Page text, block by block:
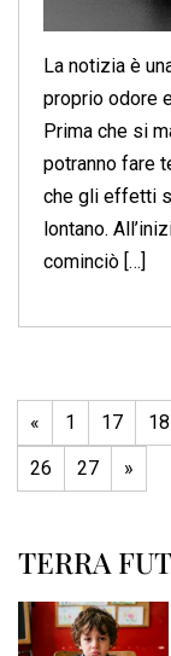
La notizia è
proprio odore
Prima che si
potranno fare
che gli effetti
lontano.
cominciò […]
« 1 17 18
26
27 »
TERRA